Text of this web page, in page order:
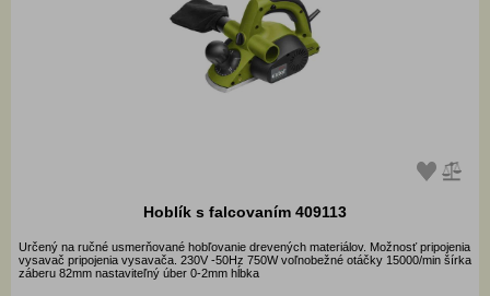
Hoblík s falcovaním 409113
Určený na ručné usmerňované hobľovanie drevených materiálov. Možnosť pripojenia
vysavač pripojenia vysavača. 230V -50Hz 750W voľnobežné otáčky 15000/min šírka
záberu 82mm nastaviteľný úber 0-2mm hĺbka